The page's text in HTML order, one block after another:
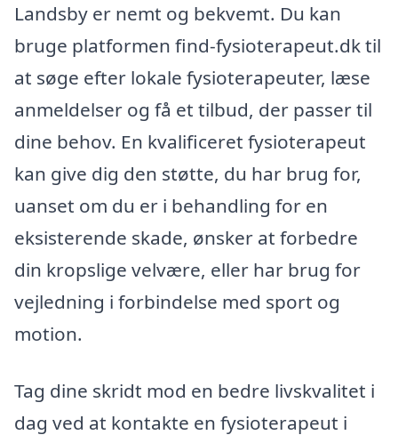
Landsby er nemt og bekvemt. Du kan
bruge platformen find-fysioterapeut.dk til
at søge efter lokale fysioterapeuter, læse
anmeldelser og få et tilbud, der passer til
dine behov. En kvalificeret fysioterapeut
kan give dig den støtte, du har brug for,
uanset om du er i behandling for en
eksisterende skade, ønsker at forbedre
din kropslige velvære, eller har brug for
vejledning i forbindelse med sport og
motion.
Tag dine skridt mod en bedre livskvalitet i
dag ved at kontakte en fysioterapeut i